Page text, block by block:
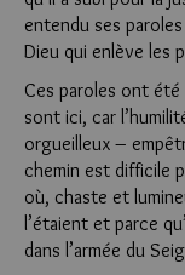
entendu ses
Dieu qui enlève les
Ces paroles ont été
sont ici, car
orgueilleux –
chemin est difficile
où, chaste et
l’étaient et parce
dans l’armée du